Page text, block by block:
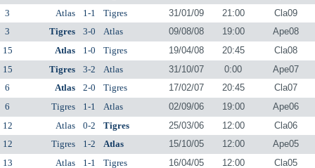
3
Atlas 1-1 Tigres 31/01/09 21:00
Cla09
3
Tigres 3-0 Atlas 09/08/08 19:00
Ape08
15
Atlas 1-0 Tigres 19/04/08 20:45
Cla08
15
Tigres 3-2 Atlas 31/10/07 0:00
Ape07
6
Atlas 2-0 Tigres 17/02/07 20:45
Cla07
6
Tigres 1-1 Atlas 02/09/06 19:00
Ape06
12
Atlas 0-2 Tigres 25/03/06 12:00
Cla06
12
Tigres 1-2 Atlas 15/10/05 12:00
Ape05
13
Atlas 1-1 Tigres 16/04/05 12:00
Cla05